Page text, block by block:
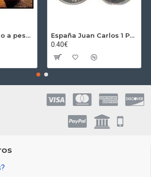
Monedas de Oro a peso por gramos al precio del día + 2,5% Au
España Juan Carlos 1 Peseta JC 1989 Madrid ND
0.40€